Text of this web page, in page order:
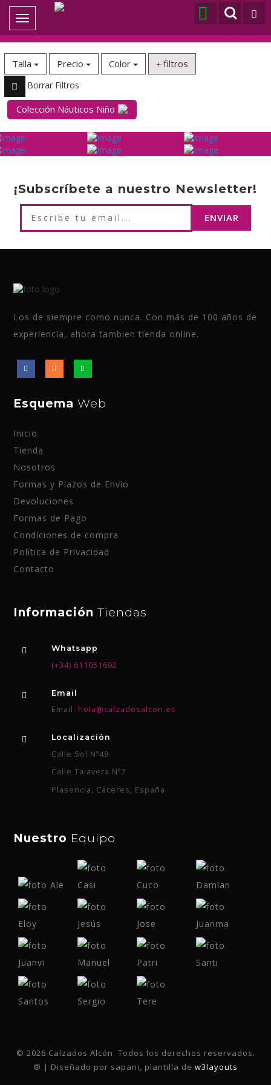
Toggle
Talla Precio Color filtros
Borrar Filtros
Colección Náuticos Niño
¡Subscríbete a nuestro Newsletter!
Los de siempre como nunca. Con más de 100 años de
experiencia, ahora tambien tienda online.
Esquema Web
Inicio
Tienda
Nosotros
Formas y Plazos de Envío
Devoluciones
Formas de Pago
Condiciones de compra
Política de Privacidad
Contacto
InformaciónTiendas
Whatsapp
(+34) 611051692
Email
Email: hola@calzadosalcon.es
Localización
Calle Sol Nº49
Calle Talavera Nº7
Plasencia, Cáceres, España
Nuestro Equipo
© 2026 Calzados Alcón. Todos los derechos reservados.
® | Diseñado por sapani, plantilla de w3layouts